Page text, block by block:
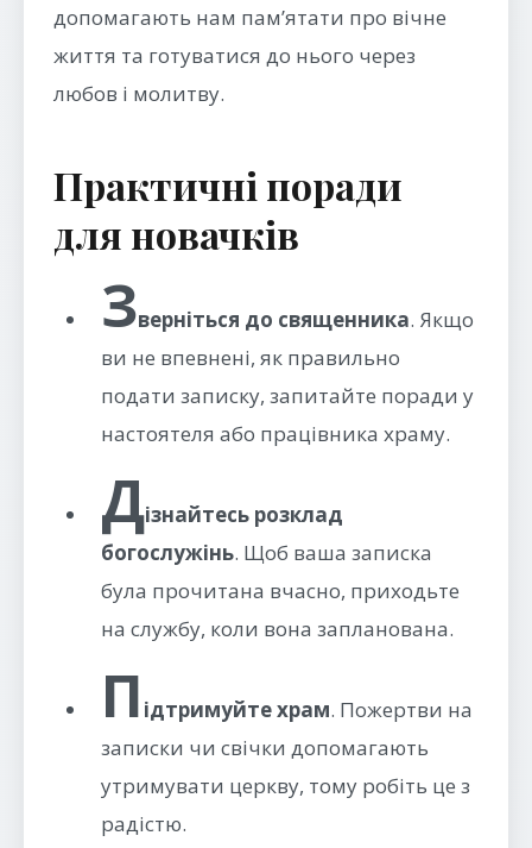
допомагають нам пам’ятати про вічне
життя та готуватися до нього через
любов і молитву.
Практичні поради
для новачків
Зверніться до священника. Якщо
ви не впевнені, як правильно
подати записку, запитайте поради у
настоятеля або працівника храму.
Дізнайтесь розклад
богослужінь. Щоб ваша записка
була прочитана вчасно, приходьте
на службу, коли вона запланована.
П ідтримуйте храм. Пожертви на
записки чи свічки допомагають
утримувати церкву, тому робіть це з
радістю.